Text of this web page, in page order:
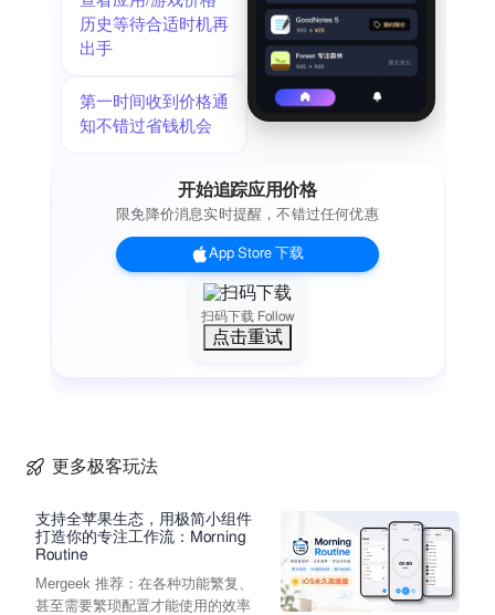
历史等待合适时机再
出手
第一时间收到价格通
知不错过省钱机会
扫码下载 Follow
点击重试
开始追踪应用价格
限免降价消息实时提醒，不错过任何优惠
App Store 下载
更多极客玩法
支持全苹果生态，用极简小组件
打造你的专注工作流：Morning
Routine
Mergeek 推荐：在各种功能繁复、
甚至需要繁琐配置才能使用的效率